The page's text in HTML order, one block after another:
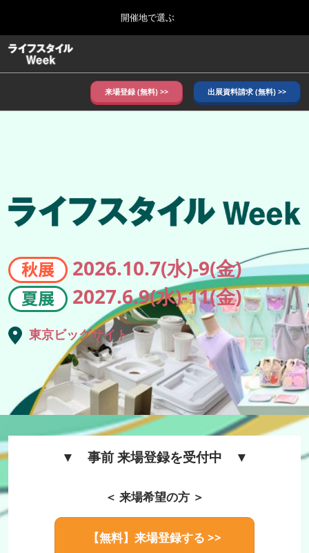
ッ
し
進
to
close
開催地で選ぶ
2027年06月09日
東京ビッグサイト/Tokyo Big Sight, Japan
ー
バ
ル
ナ
を
折
り
む
来場登録 (無料) >> 出展資料請求 (無料) >>
イ
フ
ス
タ
イ
ル
Week
2026.10.7(水)-9(金)
2027.6.9(水)-11(金)
東京ビッグサイト
▼ 事前 来場登録を受付中 ▼
＜ 来場希望の方 ＞
【無料】来場登録する >>